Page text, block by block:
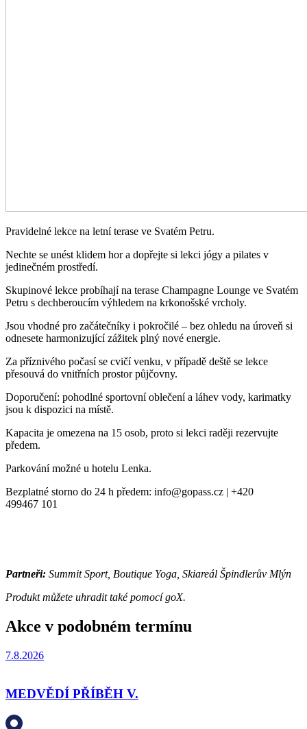
Pravidelné lekce na letní terase ve Svatém Petru.
Nechte se unést klidem hor a dopřejte si lekci jógy a pilates v
jedinečném prostředí.
Skupinové lekce probíhají na terase Champagne Lounge ve Svatém
Petru s dechberoucím výhledem na krkonošské vrcholy.
Jsou vhodné pro začátečníky i pokročilé – bez ohledu na úroveň si
odnesete harmonizující zážitek plný nové energie.
Za příznivého počasí se cvičí venku, v případě deště se lekce
přesouvá do vnitřních prostor půjčovny.
Doporučení: pohodlné sportovní oblečení a láhev vody, karimatky
jsou k dispozici na místě.
Kapacita je omezena na 15 osob, proto si lekci raději rezervujte
předem.
Parkování možné u hotelu Lenka.
Bezplatné storno do 24 h předem: info@gopass.cz | +420
499467 101
Partneři: Summit Sport, Boutique Yoga, Skiareál Špindlerův Mlýn
Produkt můžete uhradit také pomocí goX.
Akce v podobném termínu
7.8.2026
MEDVĚDÍ PŘÍBĚH V.